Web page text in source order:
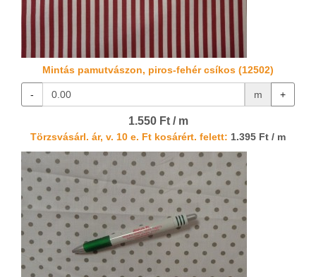
Mintás pamutvászon, piros-fehér csíkos (12502)
- m +
1.550 Ft / m
Törzsvásárl. ár, v. 10 e. Ft kosárért. felett: 1.395 Ft / m